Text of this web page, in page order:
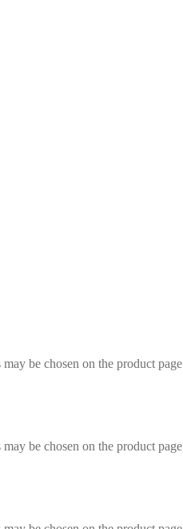
be chosen on the product page
be chosen on the product page